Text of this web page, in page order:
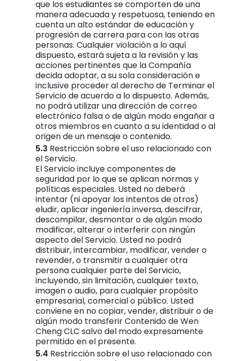
que los estudiantes se comporten de una
manera adecuada y respetuosa, teniendo en
cuenta un alto estándar de educación y
progresión de carrera para con las otras
personas. Cualquier violación a lo aquí
dispuesto, estará sujeta a la revisión y las
acciones pertinentes que la Compañía
decida adoptar, a su sola consideración e
inclusive proceder al derecho de Terminar el
Servicio de acuerdo a lo dispuesto. Además,
no podrá utilizar una dirección de correo
electrónico falsa o de algún modo engañar a
otros miembros en cuanto a su identidad o al
origen de un mensaje o contenido.
Restricción sobre el uso relacionado con
el Servicio.
El Servicio incluye componentes de
seguridad por lo que se aplican normas y
políticas especiales. Usted no deberá
intentar (ni apoyar los intentos de otros)
eludir, aplicar ingeniería inversa, descifrar,
descompilar, desmontar o de algún modo
modificar, alterar o interferir con ningún
aspecto del Servicio. Usted no podrá
distribuir, intercambiar, modificar, vender o
revender, o transmitir a cualquier otra
persona cualquier parte del Servicio,
incluyendo, sin limitación, cualquier texto,
imagen o audio, para cualquier propósito
empresarial, comercial o público. Usted
conviene en no copiar, vender, distribuir o de
algún modo transferir Contenido de Wen
Cheng CLC salvo del modo expresamente
permitido en el presente.
Restricción sobre el uso relacionado con